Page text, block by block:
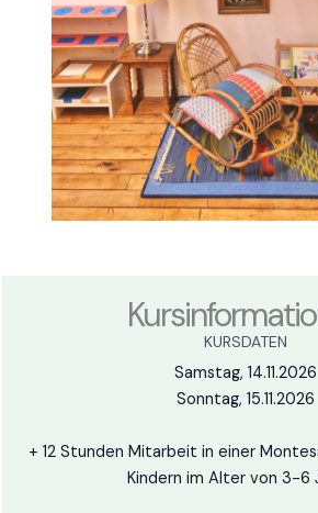
KURSDATEN
Samstag, 14.11.2026
Sonntag, 15.11.2026
+ 12 Stunden Mitarbeit in einer
Kindern im Alter von 3-6